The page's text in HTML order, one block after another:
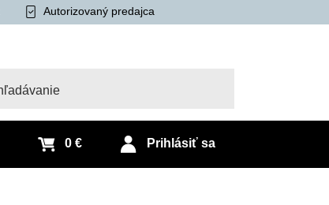
Prihlásiť sa
0 €
Autorizovaný predajca